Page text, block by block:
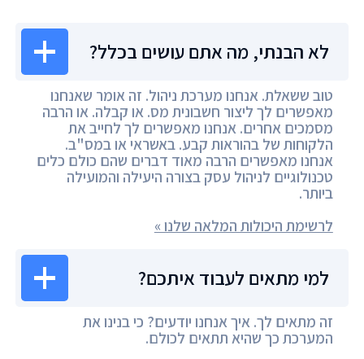
לא הבנתי, מה אתם עושים בכלל?
טוב ששאלת. אנחנו מערכת ניהול. זה אומר שאנחנו
מאפשרים לך ליצור חשבונית מס. או קבלה. או הרבה
מסמכים אחרים. אנחנו מאפשרים לך לחייב את
הלקוחות של בהוראות קבע. באשראי או במס"ב.
אנחנו מאפשרים הרבה מאוד דברים שהם כולם כלים
טכנולוגיים לניהול עסק בצורה היעילה והמועילה
ביותר.
לרשימת היכולות המלאה שלנו »
למי מתאים לעבוד איתכם?
זה מתאים לך. איך אנחנו יודעים? כי בנינו את
המערכת כך שהיא תתאים לכולם.